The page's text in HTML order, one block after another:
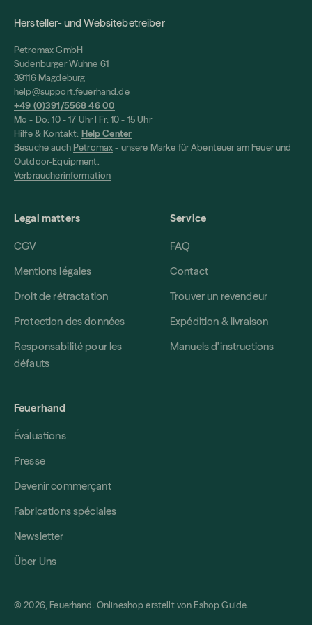
Hersteller- und Websitebetreiber
Petromax GmbH
Sudenburger Wuhne 61
39116 Magdeburg
help@support.feuerhand.de
+49 (0)391/5568 46 00
Mo - Do: 10 - 17 Uhr | Fr: 10 - 15 Uhr
Hilfe & Kontakt: Help Center
Besuche auch Petromax- unsere Marke für Abenteuer am Feuer und
Outdoor-Equipment.
Verbraucherinformation
Legal matters
CGV
Mentions légales
Droit de rétractation
Protection des données
Responsabilité pour les
défauts
Service
FAQ
Contact
Trouver un revendeur
Expédition & livraison
Manuels d'instructions
Feuerhand
Évaluations
Presse
Devenir commerçant
Fabrications spéciales
Newsletter
Über Uns
© 2026, Feuerhand. Onlineshop erstellt von Eshop Guide